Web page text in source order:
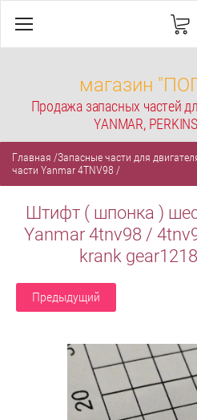
магазин
Продажа запасных частей
YANMAR,
Главная /Запасные части для
части Yanmar 4TNV98 /
Штифт ( шпонка )
Yanmar 4tnv98 /
krank
Предыдущий